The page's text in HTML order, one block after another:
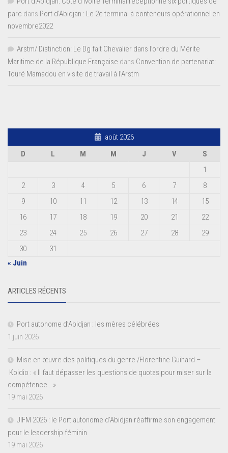
parc dans Port d’Abidjan : Le 2e terminal à conteneurs opérationnel en
novembre2022
Arstm/ Distinction: Le Dg fait Chevalier dans l’ordre du Mérite
Maritime de la République Française dans Convention de partenariat:
Touré Mamadou en visite de travail à l’Arstm
août 2026
D
L M M J V
S
1
2
3 4 5 6 7
8
9
10 11 12 13 14
15
16
17 18 19 20 21
22
23
24 25 26 27 28
29
30
31
« Juin
ARTICLES RÉCENTS
Port autonome d’Abidjan : les mères célébrées
1 juin 2026
Mise en œuvre des politiques du genre /Florentine Guihard –
Koidio : « Il faut dépasser les questions de quotas pour miser sur la
compétence… »
19 mai 2026
JIFM 2026 : le Port autonome d’Abidjan réaffirme son engagement
pour le leadership féminin
19 mai 2026